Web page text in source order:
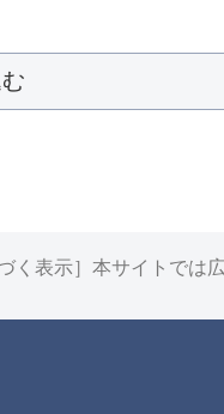
く表示］本サイトでは